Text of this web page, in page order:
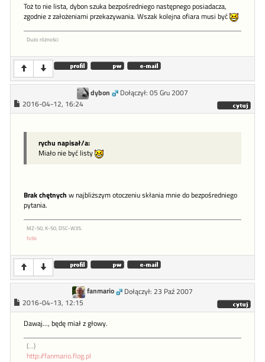
Toż to nie lista, dybon szuka bezpośredniego następnego posiadacza,
zgodnie z założeniami przekazywania. Wszak kolejna ofiara musi być
Dużo różności
dybon
Dołączył: 05 Gru 2007
2016-04-12, 16:24
rychu napisał/a:
Miało nie być listy
Brak chętnych w najbliższym otoczeniu skłania mnie do bezpośredniego
pytania.
MZ-50, K-50, DSC-W35.
fotki
fanmario
Dołączył: 23 Paź 2007
2016-04-13, 12:15
Dawaj..., będę miał z głowy.
(...)
http://fanmario.flog.pl